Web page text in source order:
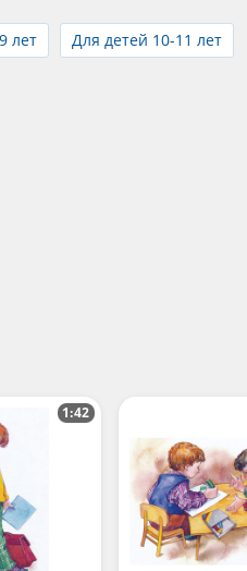
лет Для детей 10-11 лет
1:42